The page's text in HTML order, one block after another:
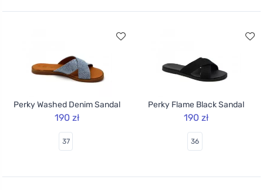
Perky Washed Denim Sandal
190 zł
37
Perky Flame Black Sandal
190 zł
36